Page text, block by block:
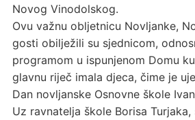
Novog Vinodolskog.
Ovu važnu obljetnicu Novljanke,
gosti obilježili su sjednicom,
programom u ispunjenom Domu
glavnu riječ imala djeca, čime je
Dan novljanske Osnovne škole
Uz ravnatelja škole Borisa Turjaka,